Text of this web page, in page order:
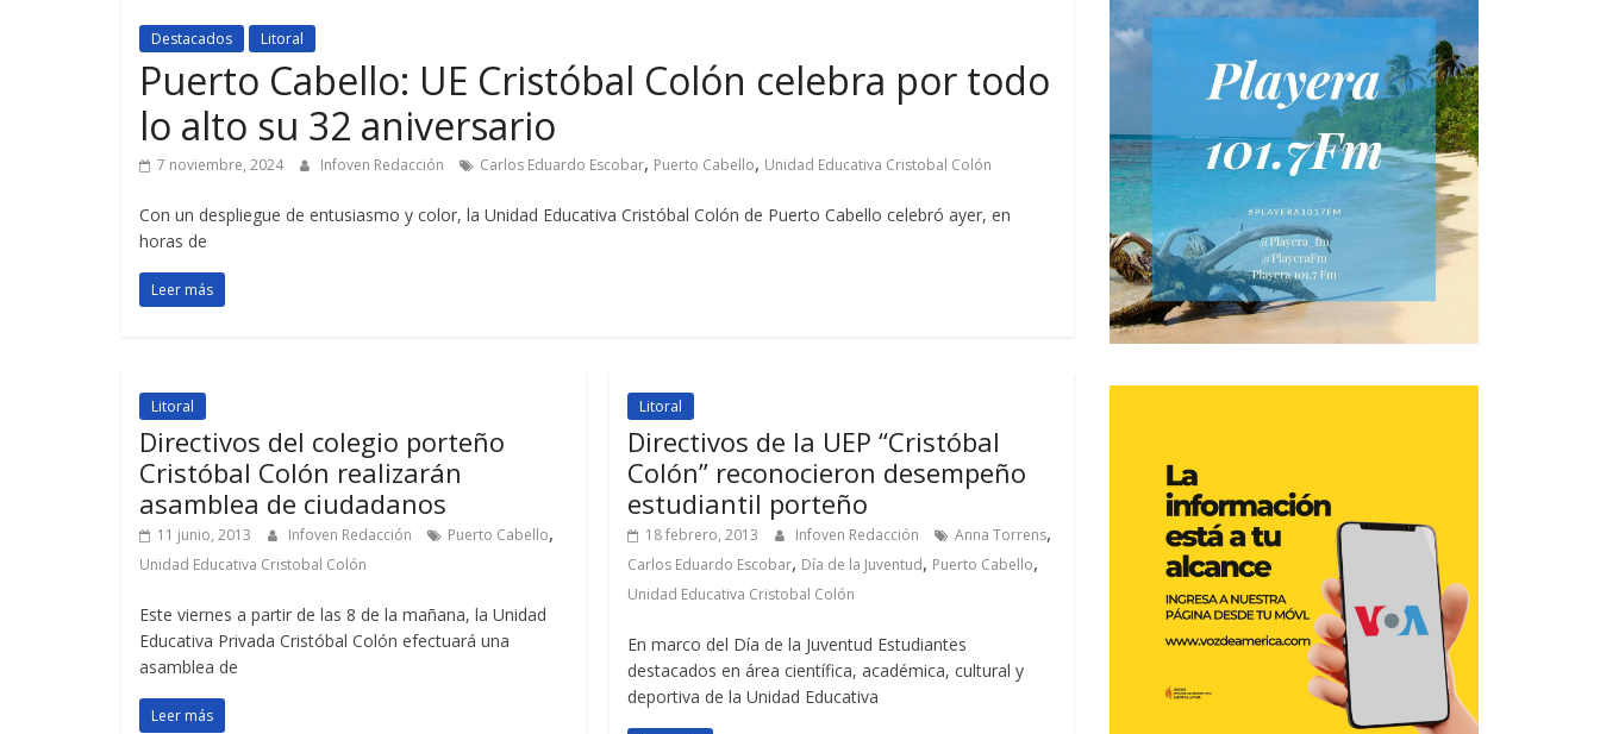
Destacados Litoral
Puerto Cabello: UE Cristóbal Colón celebra por todo
lo alto su 32 aniversario
7 noviembre, 2024 Infoven Redacción Carlos Eduardo Escobar, Puerto Cabello, Unidad Educativa Cristobal Colón
Con un despliegue de entusiasmo y color, la Unidad Educativa Cristóbal Colón de Puerto Cabello celebró ayer, en
horas de
Leer más
Litoral
Directivos del colegio porteño
Cristóbal Colón realizarán
asamblea de ciudadanos
11 junio, 2013 Infoven Redacción Puerto Cabello,
Unidad Educativa Cristobal Colón
Este viernes a partir de las 8 de la mañana, la Unidad
Educativa Privada Cristóbal Colón efectuará una
asamblea de
Leer más
Litoral
Directivos de la UEP “Cristóbal
Colón” reconocieron desempeño
estudiantil porteño
18 febrero, 2013 Infoven Redacción Anna Torrens,
Carlos Eduardo Escobar, Día de la Juventud, Puerto Cabello,
Unidad Educativa Cristobal Colón
En marco del Día de la Juventud Estudiantes
destacados en área científica, académica, cultural y
deportiva de la Unidad Educativa